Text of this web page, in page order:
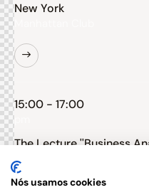
New York
15:00 - 17:00
The Lecture ''Business
Elsie Taylor
Business Analyst
Nós usamos cookies